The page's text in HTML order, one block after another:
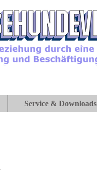
Service & Downloads